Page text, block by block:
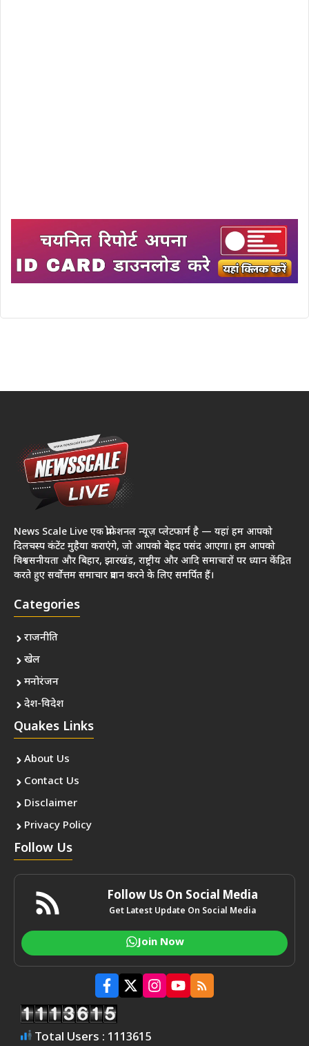
News Scale Live एक प्रोफेशनल न्यूज़ प्लेटफार्म है — यहां हम आपको
दिलचस्प कंटेंट मुहैया कराएंगे, जो आपको बेहद पसंद आएगा। हम आपको
विश्वसनीयता और बिहार, झारखंड, राष्ट्रीय और आदि समाचारों पर ध्यान केंद्रित
करते हुए सर्वोत्तम समाचार प्रदान करने के लिए समर्पित हैं।
Categories
राजनीति
खेल
मनोरंजन
देश-विदेश
Quakes Links
About Us
Contact Us
Disclaimer
Privacy Policy
Follow Us
Follow Us On Social Media
Get Latest Update On Social Media
Join Now
Total Users : 1113615